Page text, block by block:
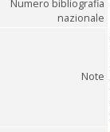
Numero bibliografia
nazionale
Note